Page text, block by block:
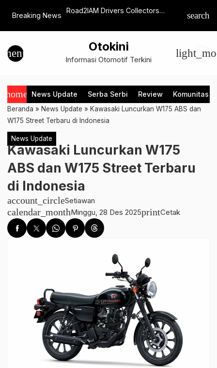
Breaking News
Layanan
Road2IAM Drivers Collectors
Ngumpul
‘Go
search
menu Otokini
Informasi Otomotif Terkini
home News Update Serba Serbi Review Komunitas
Beranda » News Update » Kawasaki Luncurkan W175 ABS dan
W175 Street Terbaru di Indonesia
News Update
Kawasaki Luncurkan W175
ABS dan W175 Street Terbaru
di Indonesia
account_circleSetiawan
calendar_monthMinggu, 28 Des 2025printCetak